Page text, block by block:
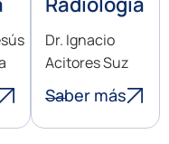
Dr. Ignacio
Acitores Suz
Saber más